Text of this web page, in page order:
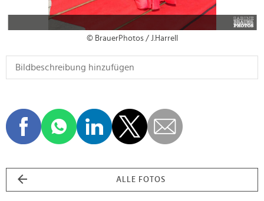
© BrauerPhotos / J.Harrell
ALLE FOTOS